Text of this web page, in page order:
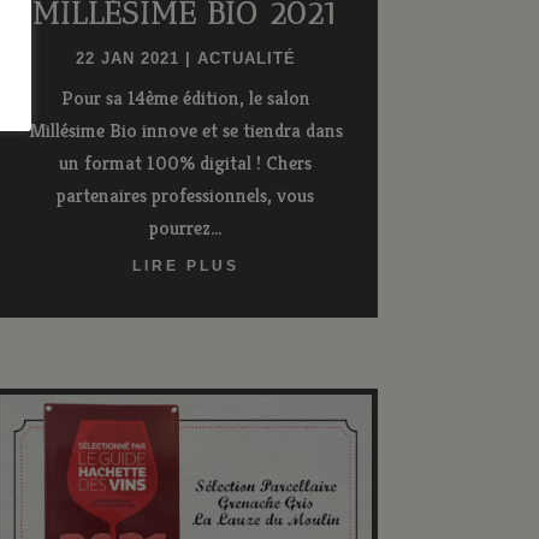
MILLÉSIME BIO 2021
22 JAN 2021 ACTUALITÉ
Pour sa 14ème édition, le salon
Millésime Bio innove et se tiendra dans
un format 100% digital ! Chers
partenaires professionnels, vous
pourrez...
LIRE PLUS